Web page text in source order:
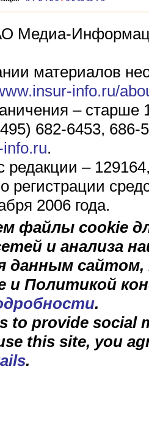
Медиа-
материалов
info.ru/
– старше
682-6453, 686-
.
редакции –
регистрации
2006 года.
файлы cookie
и анализа
данным
и Политикой
.
to provide social
this site, you
.